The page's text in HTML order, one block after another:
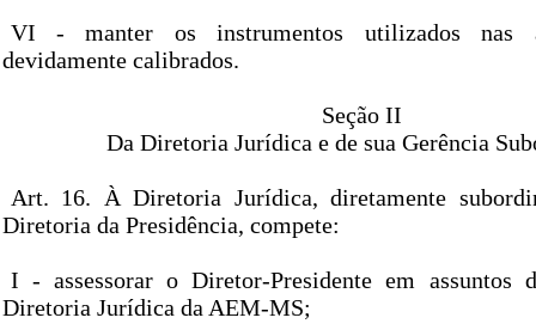
VI - manter os instrumentos utilizados nas
devidamente calibrados.
Seção II
Da Diretoria Jurídica e de sua Gerência
Art. 16. À Diretoria Jurídica, diretamente
Diretoria da Presidência, compete:
I - assessorar o Diretor-Presidente em assuntos
Diretoria Jurídica da AEM-MS;